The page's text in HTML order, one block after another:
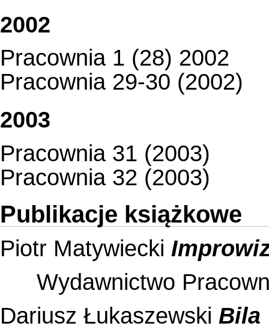
2002
Pracownia 1 (28) 2002
Pracownia 29-30 (2002)
2003
Pracownia 31 (2003)
Pracownia 32 (2003)
Publikacje książkowe
Piotr Matywiecki
Wydawnictwo
Dariusz Łukaszewski Bila